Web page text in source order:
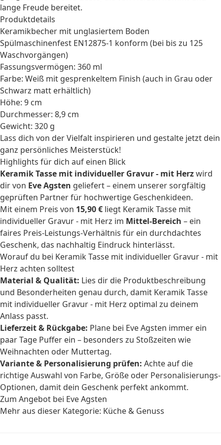
lange Freude bereitet.
Produktdetails
Keramikbecher mit unglasiertem Boden
Spülmaschinenfest EN12875-1 konform (bei bis zu 125
Waschvorgängen)
Fassungsvermögen: 360 ml
Farbe: Weiß mit gesprenkeltem Finish (auch in Grau oder
Schwarz matt erhältlich)
Höhe: 9 cm
Durchmesser: 8,9 cm
Gewicht: 320 g
Lass dich von der Vielfalt inspirieren und gestalte jetzt dein
ganz persönliches Meisterstück!
Highlights für dich auf einen Blick
Keramik Tasse mit individueller Gravur - mit Herzwird
dir von Eve Agsten geliefert – einem unserer sorgfältig
geprüften Partner für hochwertige Geschenkideen.
Mit einem Preis von 15,90 € liegt Keramik Tasse mit
individueller Gravur - mit Herz im Mittel-Bereich – ein
faires Preis-Leistungs-Verhältnis für ein durchdachtes
Geschenk, das nachhaltig Eindruck hinterlässt.
Worauf du bei Keramik Tasse mit individueller Gravur - mit
Herz achten solltest
Material & Qualität: Lies dir die Produktbeschreibung
und Besonderheiten genau durch, damit Keramik Tasse
mit individueller Gravur - mit Herz optimal zu deinem
Anlass passt.
Lieferzeit & Rückgabe: Plane bei Eve Agsten immer ein
paar Tage Puffer ein – besonders zu Stoßzeiten wie
Weihnachten oder Muttertag.
Variante & Personalisierung prüfen: Achte auf die
richtige Auswahl von Farbe, Größe oder Personalisierungs-
Optionen, damit dein Geschenk perfekt ankommt.
Zum Angebot bei Eve Agsten
Mehr aus dieser Kategorie: Küche & Genuss